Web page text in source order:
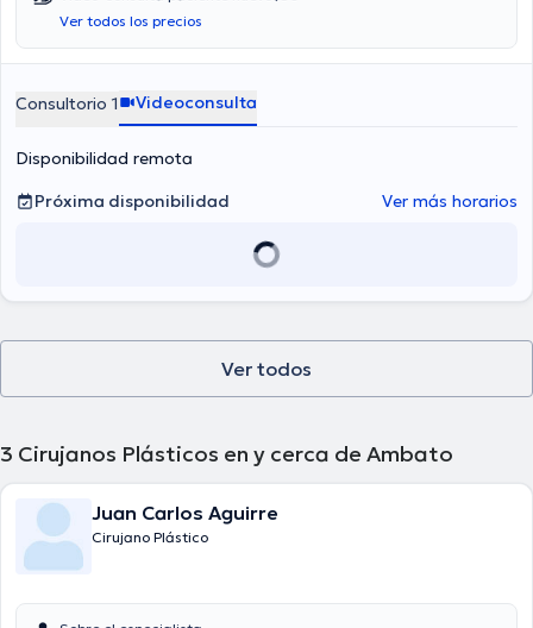
Ver todos los precios
Consultorio 1 Videoconsulta
Disponibilidad remota
Próxima disponibilidad
Ver más horarios
Ver todos
3 Cirujanos Plásticos en y cerca de Ambato
Juan Carlos Aguirre
Cirujano Plástico